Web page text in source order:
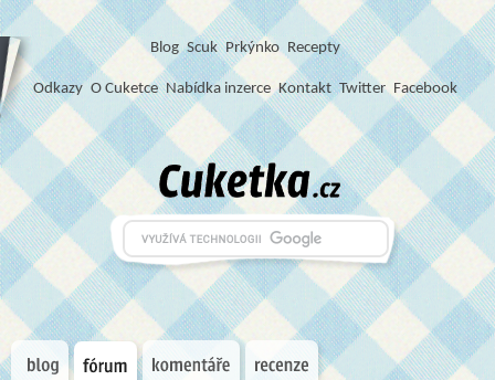
Blog Scuk Prkýnko Recepty
Odkazy O Cuketce Nabídka inzerce Kontakt Twitter Facebook